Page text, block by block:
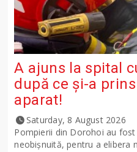
A ajuns la spital
după ce și-a
aparat!
Saturday, 8 August 2026
Pompierii din Dorohoi au
neobișnuită, pentru a elibera